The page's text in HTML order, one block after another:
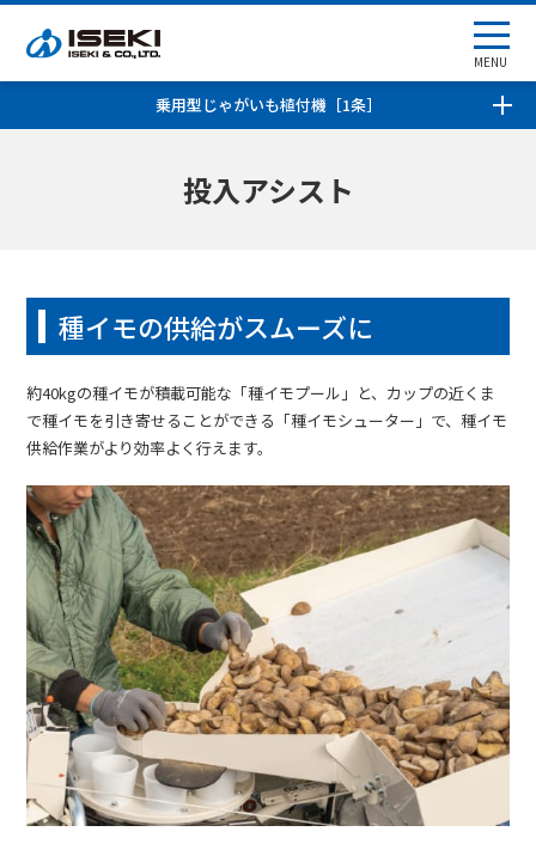
MENU
乗用型じゃがいも植付機［1条］
投入アシスト
種イモの供給がスムーズに
約40kgの種イモが積載可能な「種イモプール」と、カップの近くま
で種イモを引き寄せることができる「種イモシューター」で、種イモ
供給作業がより効率よく行えます。